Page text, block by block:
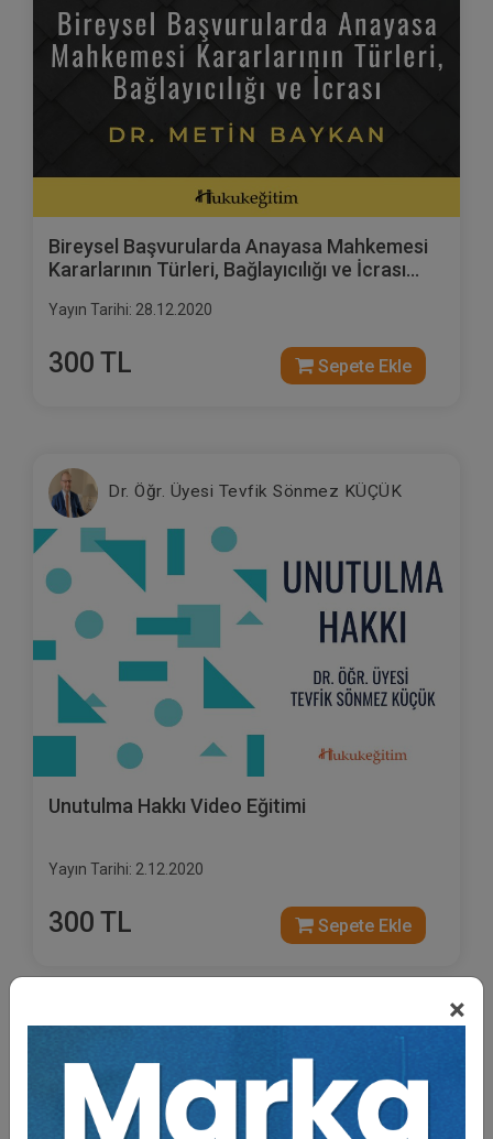
×
Bireysel Başvurularda Anayasa Mahkemesi
Kararlarının Türleri, Bağlayıcılığı ve İcrası
Yayın Tarihi: 28.12.2020
300 TL Sepete Ekle
Dr. Öğr. Üyesi Tevfik Sönmez KÜÇÜK
Unutulma Hakkı Video Eğitimi
Yayın Tarihi: 2.12.2020
300 TL Sepete Ekle